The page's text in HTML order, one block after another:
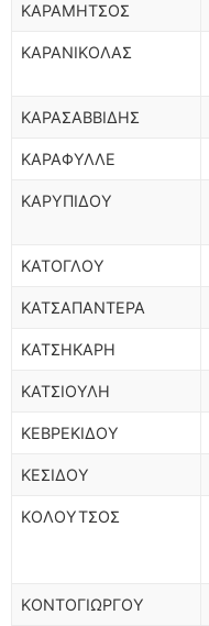
ΚΑΡΑΜΗΤΣΟΣ
ΚΑΡΑΝΙΚΟΛΑΣ
ΚΑΡΑΣΑΒΒΙΔΗΣ
ΚΑΡΑΦΥΛΛΕ
ΚΑΡΥΠΙΔΟΥ
ΚΑΤΟΓΛΟΥ
ΚΑΤΣΑΠΑΝΤΕΡΑ
ΚΑΤΣΗΚΑΡΗ
ΚΑΤΣΙΟΥΛΗ
ΚΕΒΡΕΚΙΔΟΥ
ΚΕΣΙΔΟΥ
ΚΟΛΟΥΤΣΟΣ
ΚΟΝΤΟΓΙΩΡΓΟΥ